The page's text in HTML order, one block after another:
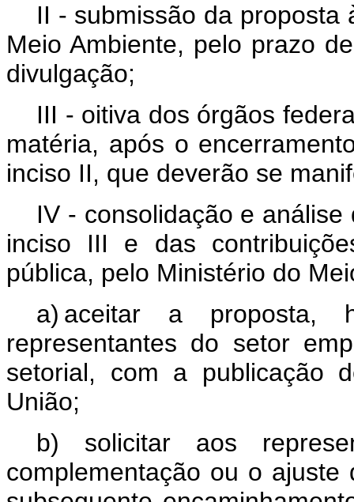
II - submissão da proposta
Meio Ambiente, pelo prazo
divulgação;
III - oitiva dos órgãos
matéria, após o
inciso II, que deverão se
IV - consolidação e
inciso III e das
pública, pelo Ministério do
a) aceitar a proposta,
representantes do setor
setorial, com a publicação
União;
b) solicitar aos
complementação ou o